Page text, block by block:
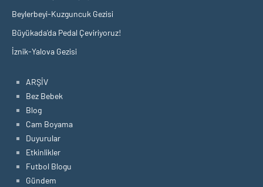
Beylerbeyi-Kuzguncuk Gezisi
Büyükada’da Pedal Çeviriyoruz!
İznik-Yalova Gezisi
ARŞİV
Bez Bebek
Blog
Cam Boyama
Duyurular
Etkinlikler
Futbol Blogu
Gündem